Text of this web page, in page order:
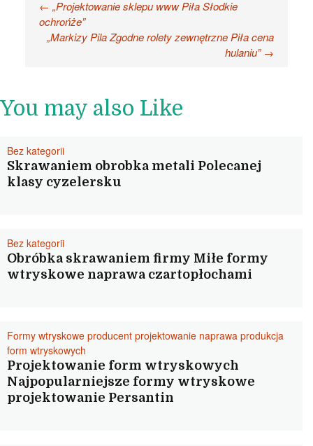
wpisu
← „Projektowanie sklepu www Piła Słodkie
ochrońże”
„Markizy Pila Zgodne rolety zewnętrzne Piła cena
hulaniu” →
You may also Like
Bez kategorii
Skrawaniem obrobka metali Polecanej
klasy cyzelersku
Bez kategorii
Obróbka skrawaniem firmy Miłe formy
wtryskowe naprawa czartopłochami
Formy wtryskowe producent projektowanie naprawa produkcja
form wtryskowych
Projektowanie form wtryskowych
Najpopularniejsze formy wtryskowe
projektowanie Persantin